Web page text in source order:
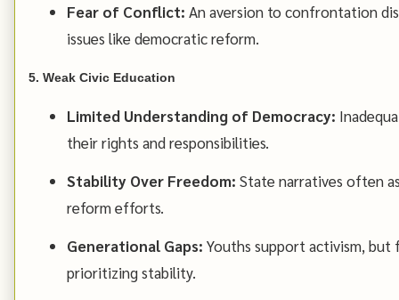
Fear of Conflict: An aversion to confrontation
issues like democratic reform.
5. Weak Civic Education
Limited Understanding of Democracy:
their rights and responsibilities.
Stability Over Freedom: State narratives often
reform efforts.
Generational Gaps: Youths support activism, but
prioritizing stability.